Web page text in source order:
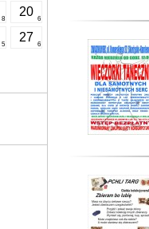
8
20
6
5
27
6